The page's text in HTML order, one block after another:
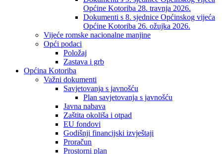
Općine Kotoriba 28. travnja 2026.
Dokumenti s 8. sjednice Općinskog vijeća
Općine Kotoriba 26. ožujka 2026.
Vijeće romske nacionalne manjine
Opći podaci
Položaj
Zastava i grb
Općina Kotoriba
Važni dokumenti
Savjetovanja s javnošću
Plan savjetovanja s javnošću
Javna nabava
Zaštita okoliša i otpad
EU fondovi
Godišnji financijski izvještaji
Proračun
Prostorni plan